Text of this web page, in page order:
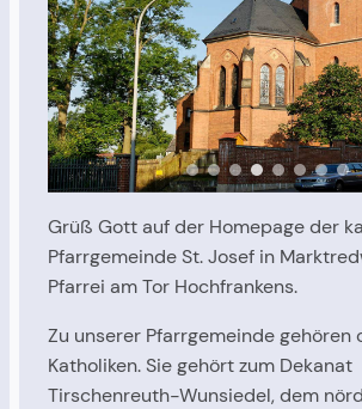
Grüß Gott auf der Homepage der
Pfarrgemeinde St. Josef in
Pfarrei am Tor Hochfrankens.
Zu unserer Pfarrgemeinde gehören
Katholiken. Sie gehört zum Dekanat
Tirschenreuth-Wunsiedel, dem